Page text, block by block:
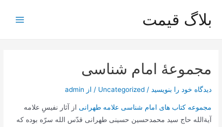
محتوا
بلاگ قیمت
مجموعۀ امام شناسی
دیدگاه‌ خود را بنویسید /
Uncategorized / از admin
مجموعه کتاب های امام شناسی علامه طهرانی از آثار نفیسِ علامه
آیة‌الله حاج سید محمد‌حسین حسینی طهرانی قدّس الله سرّه بوده که